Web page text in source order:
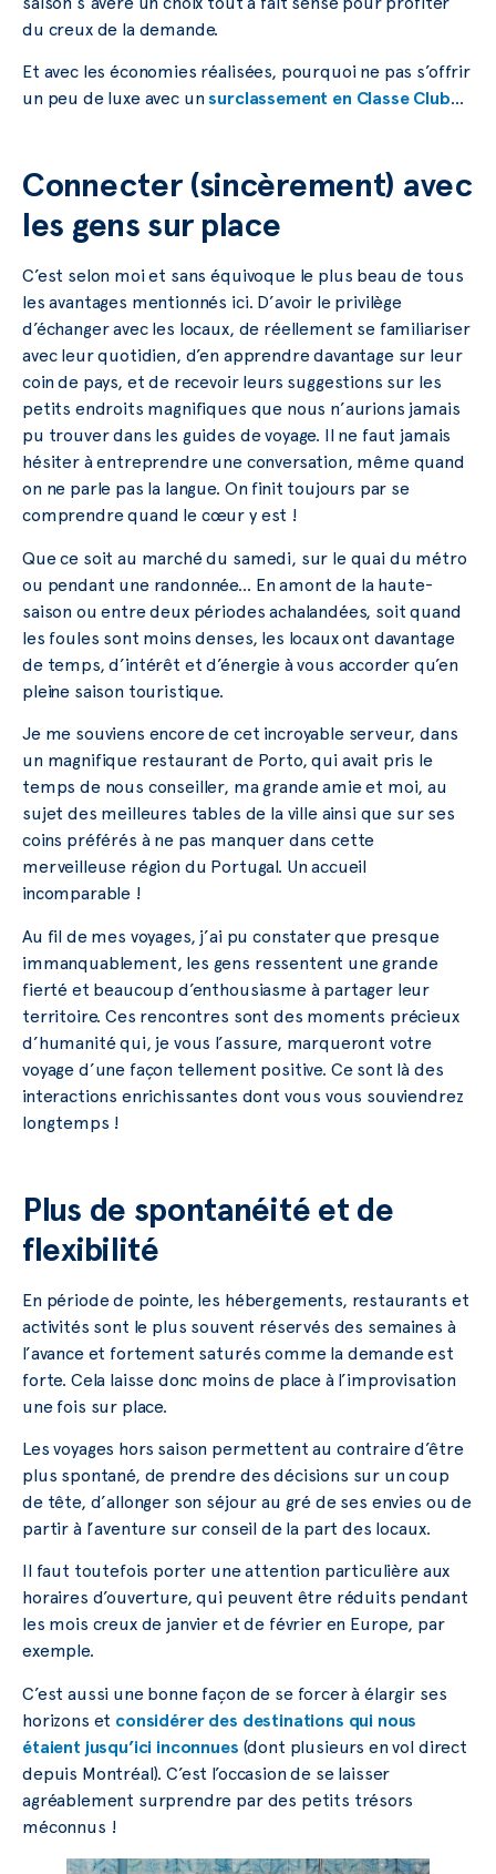
du creux de la demande.
Et avec les économies réalisées, pourquoi ne pas s’offrir
un peu de luxe avec unsurclassement en Classe Club…
Connecter (sincèrement) avec
les gens sur place
C’est selon moi et sans équivoque le plus beau de tous
les avantages mentionnés ici. D’avoir le privilège
d’échanger avec les locaux, de réellement se familiariser
avec leur quotidien, d’en apprendre davantage sur leur
coin de pays, et de recevoir leurs suggestions sur les
petits endroits magnifiques que nous n’aurions jamais
pu trouver dans les guides de voyage. Il ne faut jamais
hésiter à entreprendre une conversation, même quand
on ne parle pas la langue. On finit toujours par se
comprendre quand le cœur y est !
Que ce soit au marché du samedi, sur le quai du métro
ou pendant une randonnée… En amont de la haute-
saison ou entre deux périodes achalandées, soit quand
les foules sont moins denses, les locaux ont davantage
de temps, d’intérêt et d’énergie à vous accorder qu’en
pleine saison touristique.
Je me souviens encore de cet incroyable serveur, dans
un magnifique restaurant de Porto, qui avait pris le
temps de nous conseiller, ma grande amie et moi, au
sujet des meilleures tables de la ville ainsi que sur ses
coins préférés à ne pas manquer dans cette
merveilleuse région du Portugal. Un accueil
incomparable !
Au fil de mes voyages, j’ai pu constater que presque
immanquablement, les gens ressentent une grande
fierté et beaucoup d’enthousiasme à partager leur
territoire. Ces rencontres sont des moments précieux
d’humanité qui, je vous l’assure, marqueront votre
voyage d’une façon tellement positive. Ce sont là des
interactions enrichissantes dont vous vous souviendrez
longtemps !
Plus de spontanéité et de
flexibilité
En période de pointe, les hébergements, restaurants et
activités sont le plus souvent réservés des semaines à
l’avance et fortement saturés comme la demande est
forte. Cela laisse donc moins de place à l’improvisation
une fois sur place.
Les voyages hors saison permettent au contraire d’être
plus spontané, de prendre des décisions sur un coup
de tête, d’allonger son séjour au gré de ses envies ou de
partir à l’aventure sur conseil de la part des locaux.
Il faut toutefois porter une attention particulière aux
horaires d’ouverture, qui peuvent être réduits pendant
les mois creux de janvier et de février en Europe, par
exemple.
C’est aussi une bonne façon de se forcer à élargir ses
horizons et considérer des destinations qui nous
étaient jusqu’ici inconnues (dont plusieurs en vol direct
depuis Montréal). C’est l’occasion de se laisser
agréablement surprendre par des petits trésors
méconnus !